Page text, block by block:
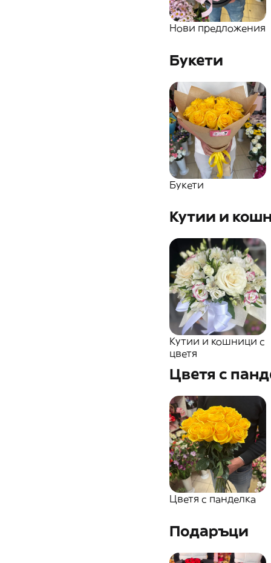
Нови предложения
Букети
Букети
Кутии и
Кутии и кошници с
цветя
Цветя с
Цветя с панделка
Подаръци